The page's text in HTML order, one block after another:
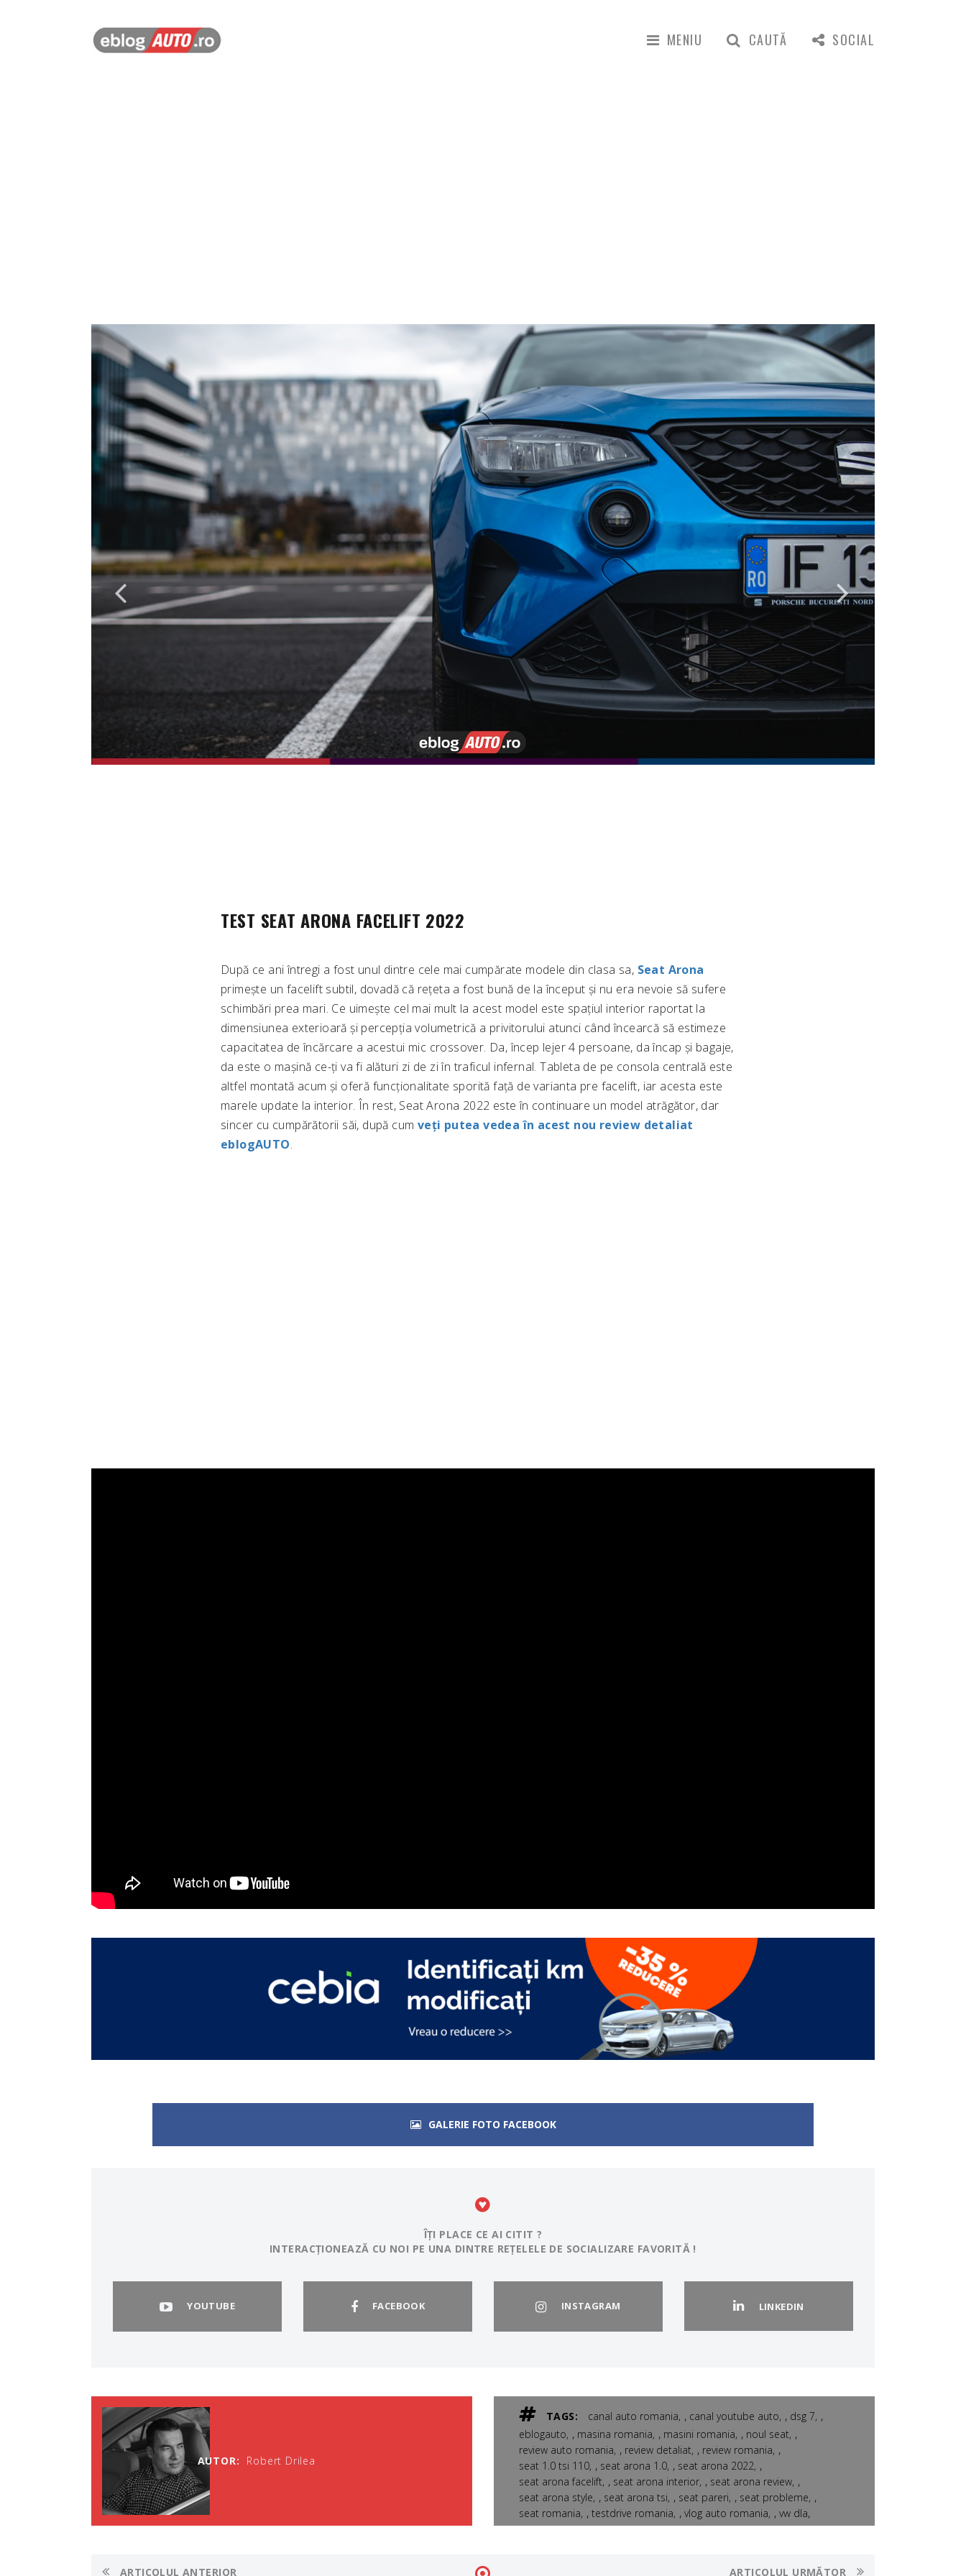
MENIU CAUTĂ SOCIAL
TEST SEAT ARONA FACELIFT 2022
După ce ani întregi a fost unul dintre cele mai cumpărate modele din clasa sa, Seat Arona
primește un facelift subtil, dovadă că rețeta a fost bună de la început și nu era nevoie să sufere
schimbări prea mari. Ce uimește cel mai mult la acest model este spațiul interior raportat la
dimensiunea exterioară și percepția volumetrică a privitorului atunci când încearcă să estimeze
capacitatea de încărcare a acestui mic crossover. Da, încep lejer 4 persoane, da încap și bagaje,
da este o mașină ce-ți va fi alături zi de zi în traficul infernal. Tableta de pe consola centrală este
altfel montată acum și oferă funcționalitate sporită față de varianta pre facelift, iar acesta este
marele update la interior. În rest, Seat Arona 2022 este în continuare un model atrăgător, dar
sincer cu cumpărătorii săi, după cum veți putea vedea în acest nou review detaliat
eblogAUTO.
GALERIE FOTO FACEBOOK
ÎȚI PLACE CE AI CITIT ?
INTERACȚIONEAZĂ CU NOI PE UNA DINTRE REȚELELE DE SOCIALIZARE FAVORITĂ !
YOUTUBE FACEBOOK INSTAGRAM LINKEDIN
AUTOR: Robert Drilea
TAGS: canal auto romania , canal youtube auto , dsg 7 ,
eblogauto , masina romania , masini romania , noul seat ,
review auto romania , review detaliat , review romania ,
seat 1.0 tsi 110 , seat arona 1.0 , seat arona 2022 ,
seat arona facelift , seat arona interior , seat arona review ,
seat arona style , seat arona tsi , seat pareri , seat probleme ,
seat romania , testdrive romania , vlog auto romania , vw dla,
ARTICOLUL ANTERIOR ARTICOLUL URMĂTOR